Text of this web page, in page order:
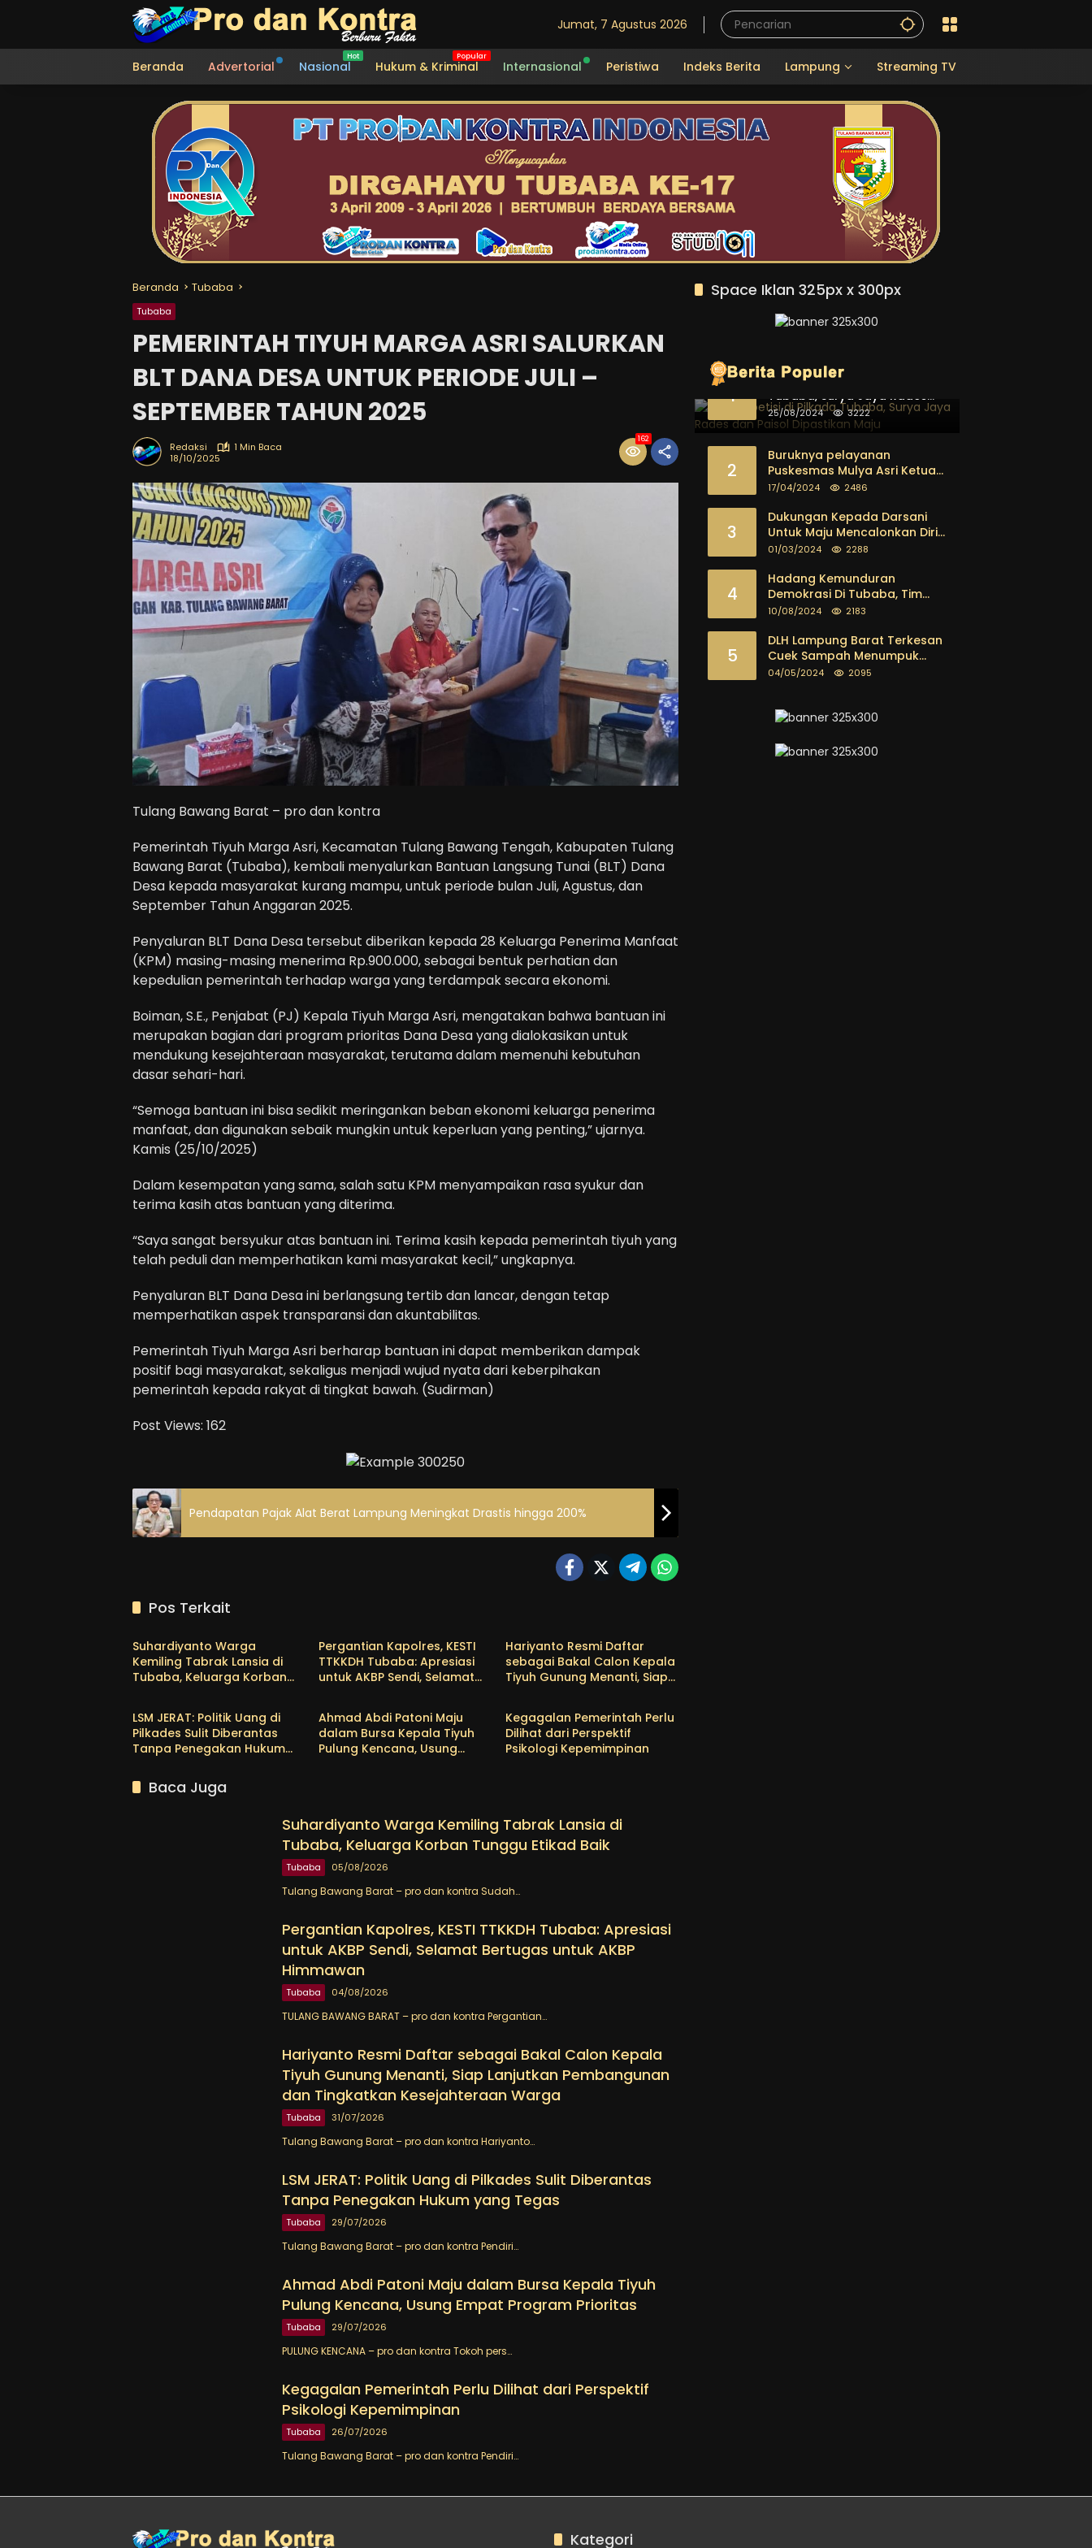
Jumat, 7 Agustus 2026
Beranda Advertorial Nasional Hukum & Kriminal Internasional Peristiwa Indeks Berita Lampung Streaming TV
Beranda Tubaba
Tubaba
PEMERINTAH TIYUH MARGA ASRI SALURKAN
BLT DANA DESA UNTUK PERIODE JULI –
SEPTEMBER TAHUN 2025
Redaksi
1 Min Baca
18/10/2025
162
Tulang Bawang Barat – pro dan kontra
Pemerintah Tiyuh Marga Asri, Kecamatan Tulang Bawang Tengah, Kabupaten Tulang
Bawang Barat (Tubaba), kembali menyalurkan Bantuan Langsung Tunai (BLT) Dana
Desa kepada masyarakat kurang mampu, untuk periode bulan Juli, Agustus, dan
September Tahun Anggaran 2025.
Penyaluran BLT Dana Desa tersebut diberikan kepada 28 Keluarga Penerima Manfaat
(KPM) masing-masing menerima Rp.900.000, sebagai bentuk perhatian dan
kepedulian pemerintah terhadap warga yang terdampak secara ekonomi.
Boiman, S.E., Penjabat (PJ) Kepala Tiyuh Marga Asri, mengatakan bahwa bantuan ini
merupakan bagian dari program prioritas Dana Desa yang dialokasikan untuk
mendukung kesejahteraan masyarakat, terutama dalam memenuhi kebutuhan
dasar sehari-hari.
“Semoga bantuan ini bisa sedikit meringankan beban ekonomi keluarga penerima
manfaat, dan digunakan sebaik mungkin untuk keperluan yang penting,” ujarnya.
Kamis (25/10/2025)
Dalam kesempatan yang sama, salah satu KPM menyampaikan rasa syukur dan
terima kasih atas bantuan yang diterima.
“Saya sangat bersyukur atas bantuan ini. Terima kasih kepada pemerintah tiyuh yang
telah peduli dan memperhatikan kami masyarakat kecil,” ungkapnya.
Penyaluran BLT Dana Desa ini berlangsung tertib dan lancar, dengan tetap
memperhatikan aspek transparansi dan akuntabilitas.
Pemerintah Tiyuh Marga Asri berharap bantuan ini dapat memberikan dampak
positif bagi masyarakat, sekaligus menjadi wujud nyata dari keberpihakan
pemerintah kepada rakyat di tingkat bawah. (Sudirman)
Post Views: 162
Pendapatan Pajak Alat Berat Lampung Meningkat Drastis hingga 200%
Pos Terkait
Tubaba
Suhardiyanto Warga
Kemiling Tabrak Lansia di
Tubaba, Keluarga Korban
Pergantian Kapolres, KESTI
TTKKDH Tubaba: Apresiasi
untuk AKBP Sendi, Selamat
Hariyanto Resmi Daftar
sebagai Bakal Calon Kepala
Tiyuh Gunung Menanti, Siap
Kesejahteraan Warga
Tubaba
LSM JERAT: Politik Uang di
Pilkades Sulit Diberantas
Tanpa Penegakan Hukum
Tubaba
Ahmad Abdi Patoni Maju
dalam Bursa Kepala Tiyuh
Pulung Kencana, Usung
Tubaba
Kegagalan Pemerintah Perlu
Dilihat dari Perspektif
Psikologi Kepemimpinan
Baca Juga
Suhardiyanto Warga Kemiling Tabrak Lansia di
Tubaba, Keluarga Korban Tunggu Etikad Baik
Tubaba 05/08/2026
Tulang Bawang Barat – pro dan kontra Sudah…
Pergantian Kapolres, KESTI TTKKDH Tubaba: Apresiasi
untuk AKBP Sendi, Selamat Bertugas untuk AKBP
Himmawan
Tubaba 04/08/2026
TULANG BAWANG BARAT – pro dan kontra Pergantian…
Hariyanto Resmi Daftar sebagai Bakal Calon Kepala
Tiyuh Gunung Menanti, Siap Lanjutkan Pembangunan
dan Tingkatkan Kesejahteraan Warga
Tubaba 31/07/2026
Tulang Bawang Barat – pro dan kontra Hariyanto…
LSM JERAT: Politik Uang di Pilkades Sulit Diberantas
Tanpa Penegakan Hukum yang Tegas
Tubaba 29/07/2026
Tulang Bawang Barat – pro dan kontra Pendiri…
Ahmad Abdi Patoni Maju dalam Bursa Kepala Tiyuh
Pulung Kencana, Usung Empat Program Prioritas
Tubaba 29/07/2026
PULUNG KENCANA – pro dan kontra Tokoh pers…
Kegagalan Pemerintah Perlu Dilihat dari Perspektif
Psikologi Kepemimpinan
Tubaba 26/07/2026
Tulang Bawang Barat – pro dan kontra Pendiri…
Space Iklan 325px x 300px
1
Berkompetisi di Pilkada
Tubaba, Surya Jaya Rades
dan Paisol Dipastikan Maju
25/08/2024 3222
2
Buruknya pelayanan
Puskesmas Mulya Asri Ketua
FKPK Mendesak Kadis Dinkes
Tegas
17/04/2024 2486
3
Dukungan Kepada Darsani
Untuk Maju Mencalonkan Diri
sebagai Calon Bupati
Dari Kalangan Pemuda
sampai dengan tokoh
masyarakat
01/03/2024 2288
4
Hadang Kemunduran
Demokrasi Di Tubaba, Tim
Pemenangan Kotak Kosong
10/08/2024 2183
5
DLH Lampung Barat Terkesan
Cuek Sampah Menumpuk
Tebarkan Bau Busuk
04/05/2024 2095
Kategori